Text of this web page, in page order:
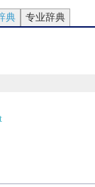
典 专业辞典